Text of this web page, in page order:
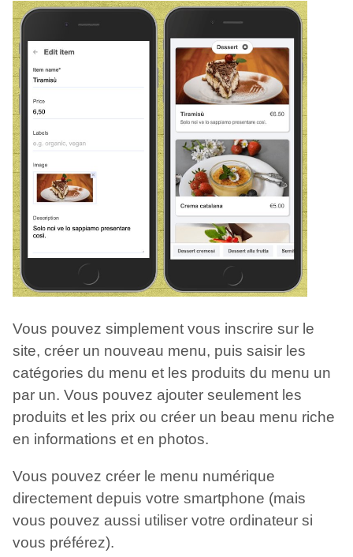
Vous pouvez simplement vous inscrire sur le
site, créer un nouveau menu, puis saisir les
catégories du menu et les produits du menu un
par un. Vous pouvez ajouter seulement les
produits et les prix ou créer un beau menu riche
en informations et en photos.
Vous pouvez créer le menu numérique
directement depuis votre smartphone (mais
vous pouvez aussi utiliser votre ordinateur si
vous préférez).